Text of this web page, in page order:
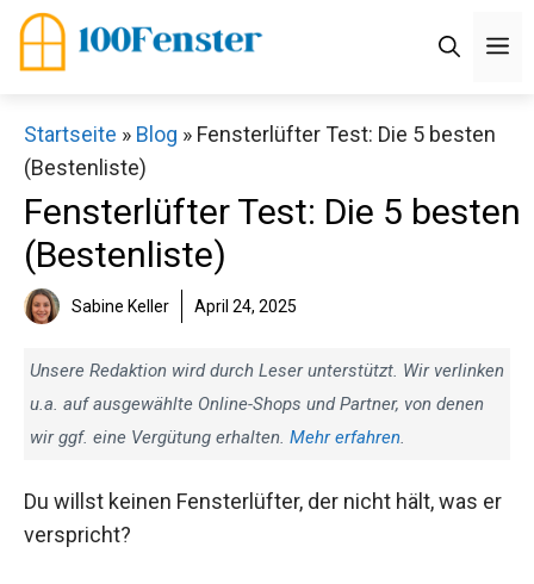
Zum
Inhalt
Startseite » Blog » Fensterlüfter Test: Die 5 besten
(Bestenliste)
Fensterlüfter Test: Die 5 besten
(Bestenliste)
Sabine Keller April 24, 2025
Unsere Redaktion wird durch Leser unterstützt. Wir verlinken
u.a. auf ausgewählte Online-Shops und Partner, von denen
wir ggf. eine Vergütung erhalten. Mehr erfahren.
Du willst keinen Fensterlüfter, der nicht hält, was er
verspricht?